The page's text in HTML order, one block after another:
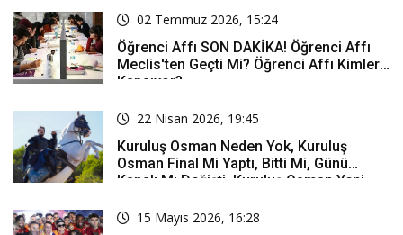
02 Temmuz 2026, 15:24
Öğrenci Affı SON DAKİKA! Öğrenci Affı
Meclis'ten Geçti Mi? Öğrenci Affı Kimleri
Kapsıyor?
22 Nisan 2026, 19:45
Kuruluş Osman Neden Yok, Kuruluş
Osman Final Mi Yaptı, Bitti Mi, Günü
Kanalı Mı Değişti, Kuruluş Osman Yeni
15 Mayıs 2026, 16:28